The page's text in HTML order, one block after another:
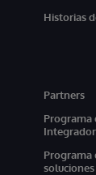
Historias
Partners
Programa
Programa
soluciones